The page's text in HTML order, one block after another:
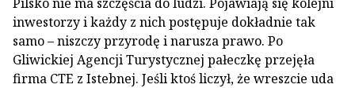
inwestorzy i każdy z nich postępuje dokładnie tak
samo – niszczy przyrodę i narusza prawo. Po
Gliwickiej Agencji Turystycznej pałeczkę przejęła
firma CTE z Istebnej. Jeśli ktoś liczył, że wreszcie uda